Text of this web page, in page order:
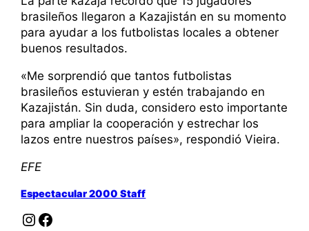
brasileños llegaron a Kazajistán en su momento
para ayudar a los futbolistas locales a obtener
buenos resultados.
«Me sorprendió que tantos futbolistas
brasileños estuvieran y estén trabajando en
Kazajistán. Sin duda, considero esto importante
para ampliar la cooperación y estrechar los
lazos entre nuestros países», respondió Vieira.
EFE
Espectacular 2000 Staff
Instagram Facebook